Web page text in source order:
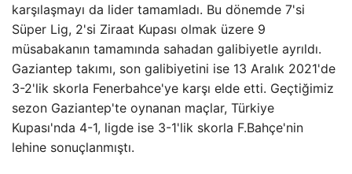
karşılaşmayı da lider tamamladı. Bu dönemde 7'si
Süper Lig, 2'si Ziraat Kupası olmak üzere 9
müsabakanın tamamında sahadan galibiyetle ayrıldı.
Gaziantep takımı, son galibiyetini ise 13 Aralık 2021'de
3-2'lik skorla Fenerbahce'ye karşı elde etti. Geçtiğimiz
sezon Gaziantep'te oynanan maçlar, Türkiye
Kupası'nda 4-1, ligde ise 3-1'lik skorla F.Bahçe'nin
lehine sonuçlanmıştı.